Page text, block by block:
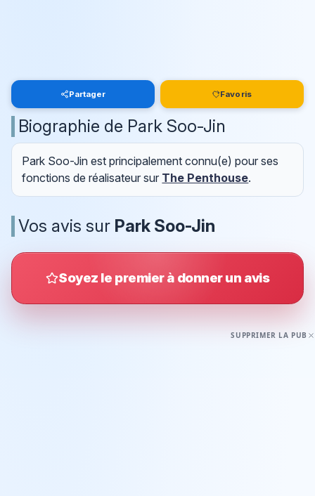
Partager Favoris
Biographie de Park Soo-Jin
Park Soo-Jin est principalement connu(e) pour ses
fonctions de réalisateur sur The Penthouse.
Vos avis sur Park Soo-Jin
Soyez le premier à donner un avis
SUPPRIMER LA PUB